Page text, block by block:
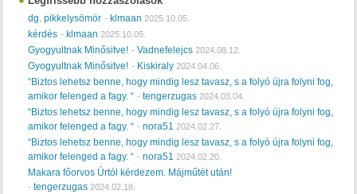
dg. pikkelysömör - klmaan 2025.10.05.
kérdés - klmaan 2025.10.05.
Gyogyultnak Minősitve! -Vadnefelejcs 2024.08.12.
Gyogyultnak Minősitve! - Kiskiraly 2024.04.06.
“Biztos lehetsz benne, hogy mindig lesz tavasz, s a folyó újra folyni fog,
amikor felenged a fagy. “ -tengerzugas 2024.03.04.
“Biztos lehetsz benne, hogy mindig lesz tavasz, s a folyó újra folyni fog,
amikor felenged a fagy. “ -nora51 2024.02.27.
“Biztos lehetsz benne, hogy mindig lesz tavasz, s a folyó újra folyni fog,
amikor felenged a fagy. “ -nora51 2024.02.20.
Makara főorvos Úrtól kérdezem. Májműtét után!
-tengerzugas 2024.02.18.